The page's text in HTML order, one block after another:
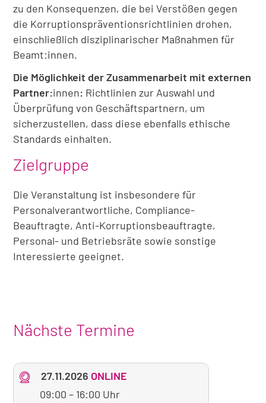
zu den Konsequenzen, die bei Verstößen gegen
die Korruptionspräventionsrichtlinien drohen,
einschließlich disziplinarischer Maßnahmen für
Beamt:innen.
Die Möglichkeit der Zusammenarbeit mit externen
Partner:innen: Richtlinien zur Auswahl und
Überprüfung von Geschäftspartnern, um
sicherzustellen, dass diese ebenfalls ethische
Standards einhalten.
Zielgruppe
Die Veranstaltung ist insbesondere für
Personalverantwortliche, Compliance-
Beauftragte, Anti-Korruptionsbeauftragte,
Personal- und Betriebsräte sowie sonstige
Interessierte geeignet.
Nächste Termine
27.11.2026 ONLINE
09:00– 16:00 Uhr